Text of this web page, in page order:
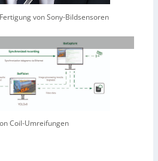
von Sony-Bildsensoren
Coil-Umreifungen